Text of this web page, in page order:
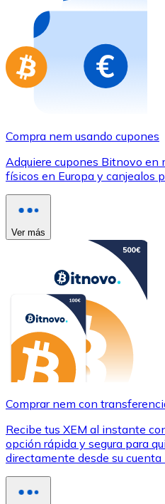
Compra tarjetas regalo
Ir a la tienda de tarjetas
Compra nem usando cupones
Adquiere cupones Bitnovo en
físicos en Europa y canjealos
Ver más
Comprar nem con
Recibe tus XEM al instante
opción rápida y segura para
directamente desde su cuenta